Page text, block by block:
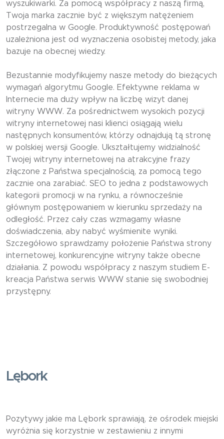
wyszukiwarki. Za pomocą współpracy z naszą firmą,
Twoja marka zacznie być z większym natężeniem
postrzegalna w Google. Produktywność postępowań
uzależniona jest od wyznaczenia osobistej metody, jaka
bazuje na obecnej wiedzy.
Bezustannie modyfikujemy nasze metody do bieżących
wymagań algorytmu Google. Efektywne reklama w
Internecie ma duży wpływ na liczbę wizyt danej
witryny WWW. Za pośrednictwem wysokich pozycji
witryny internetowej nasi klienci osiągają wielu
następnych konsumentów, którzy odnajdują tą stronę
w polskiej wersji Google. Ukształtujemy widzialność
Twojej witryny internetowej na atrakcyjne frazy
złączone z Państwa specjalnością, za pomocą tego
zacznie ona zarabiać. SEO to jedna z podstawowych
kategorii promocji w na rynku, a równocześnie
głównym postępowaniem w kierunku sprzedaży na
odległość. Przez cały czas wzmagamy własne
doświadczenia, aby nabyć wyśmienite wyniki.
Szczegółowo sprawdzamy położenie Państwa strony
internetowej, konkurencyjne witryny także obecne
działania. Z powodu współpracy z naszym studiem E-
kreacja Państwa serwis WWW stanie się swobodniej
przystępny.
Lębork
Pozytywy jakie ma Lębork sprawiają, że ośrodek miejski
wyróżnia się korzystnie w zestawieniu z innymi